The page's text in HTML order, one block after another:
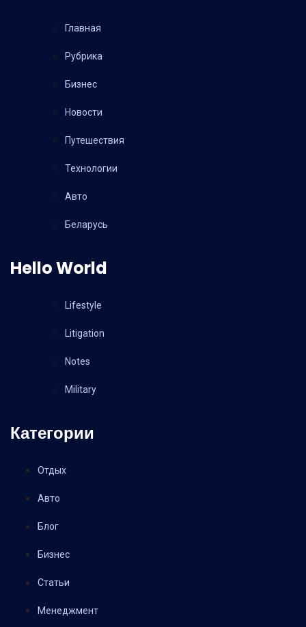
Главная
Рубрика
Бизнес
Новости
Путешествия
Технологии
Авто
Беларусь
Hello World
Lifestyle
Litigation
Notes
Military
Категории
Отдых
Авто
Блог
Бизнес
Статьи
Менеджмент